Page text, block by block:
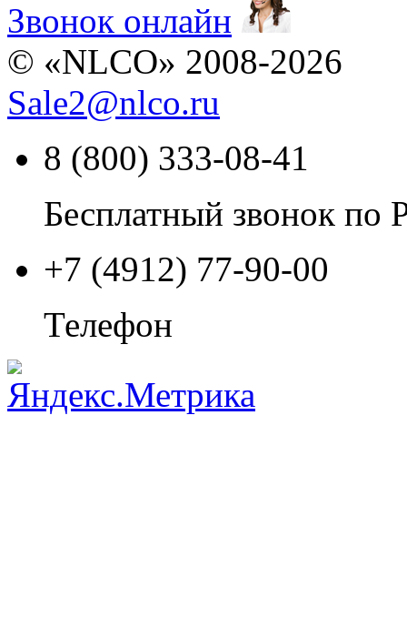
Звонок онлайн
© «NLCO» 2008-2026
Sale2@nlco.ru
8 (800) 333-08-41
Бесплатный звонок по
+7 (4912) 77-90-00
Телефон